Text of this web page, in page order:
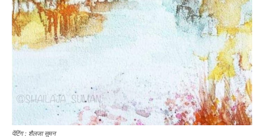
‌पेंटिंग : शैलजा सुमन